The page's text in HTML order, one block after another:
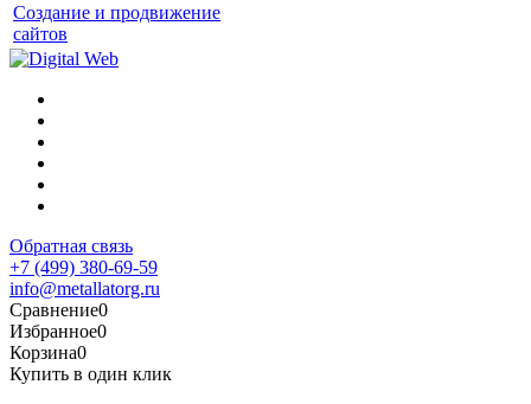
Создание и продвижение
сайтов
Обратная связь
+7 (499) 380-69-59
info@metallatorg.ru
Сравнение0
Избранное0
Корзина0
Купить в один клик